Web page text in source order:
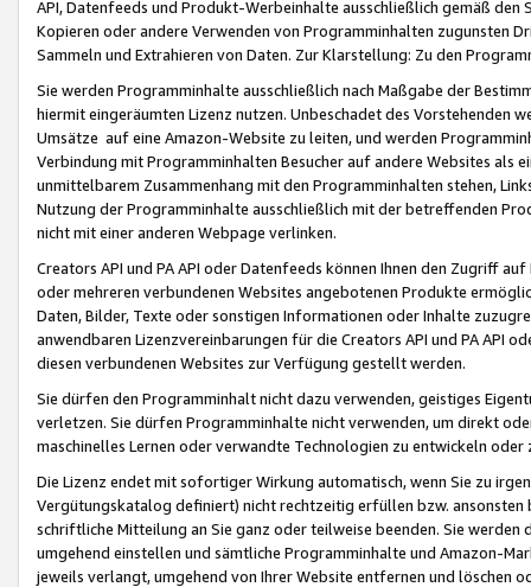
API, Datenfeeds und Produkt-Werbeinhalte ausschließlich gemäß
Kopieren oder andere Verwenden von Programminhalten zugunsten
Sammeln und Extrahieren von Daten. Zur Klarstellung: Zu den
Sie werden Programminhalte ausschließlich nach Maßgabe der
hiermit eingeräumten Lizenz nutzen. Unbeschadet des Vorstehenden
Umsätze auf eine Amazon-Website zu leiten, und werden
Verbindung mit Programminhalten Besucher auf andere Websites als
unmittelbarem Zusammenhang mit den Programminhalten stehen,
Nutzung der Programminhalte ausschließlich mit der betreffenden
nicht mit einer anderen Webpage verlinken.
Creators API und PA API oder Datenfeeds können Ihnen den Zugriff
oder mehreren verbundenen Websites angebotenen Produkte
Daten, Bilder, Texte oder sonstigen Informationen oder Inhalte
anwendbaren Lizenzvereinbarungen für die Creators API und PA API
diesen verbundenen Websites zur Verfügung gestellt werden.
Sie dürfen den Programminhalt nicht dazu verwenden, geistiges
verletzen. Sie dürfen Programminhalte nicht verwenden, um direkt
maschinelles Lernen oder verwandte Technologien zu entwickeln
Die Lizenz endet mit sofortiger Wirkung automatisch, wenn Sie zu
Vergütungskatalog definiert) nicht rechtzeitig erfüllen bzw. ansonsten
schriftliche Mitteilung an Sie ganz oder teilweise beenden. Sie werden
umgehend einstellen und sämtliche Programminhalte und Amazon-
jeweils verlangt, umgehend von Ihrer Website entfernen und löschen